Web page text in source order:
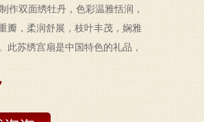
作双面绣牡丹，色彩温雅恬润，
瓣，柔润舒展，枝叶丰茂，娴雅
此苏绣宫扇是中国特色的礼品，